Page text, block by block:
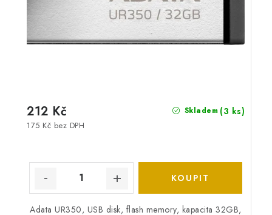
Skladem (3 ks)
175 Kč bez DPH
212 Kč
Adata UR350, USB disk, flash memory, kapacita 32GB,